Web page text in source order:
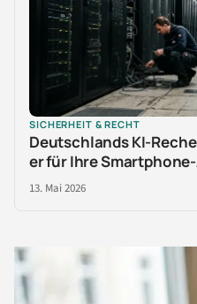
SICHERHEIT & RECHT
Deutschlands KI-
er für Ihre
13. Mai 2026